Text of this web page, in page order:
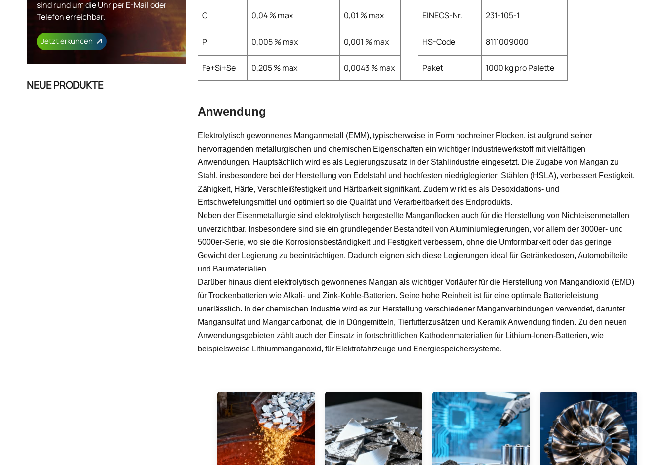
sind rund um die Uhr per E-Mail oder
Telefon erreichbar.
Jetzt erkunden
NEUE PRODUKTE
C 0,04 % max 0,01 % max EINECS-Nr. 231-105-1
P 0,005 % max 0,001 % max HS-Code 8111009000
Fe+Si+Se 0,205 % max 0,0043 % max Paket 1000 kg pro Palette
Anwendung
Elektrolytisch gewonnenes Manganmetall (EMM), typischerweise in Form hochreiner Flocken, ist aufgrund seiner
hervorragenden metallurgischen und chemischen Eigenschaften ein wichtiger Industriewerkstoff mit vielfältigen
Anwendungen. Hauptsächlich wird es als Legierungszusatz in der Stahlindustrie eingesetzt. Die Zugabe von Mangan zu
Stahl, insbesondere bei der Herstellung von Edelstahl und hochfesten niedriglegierten Stählen (HSLA), verbessert Festigkeit,
Zähigkeit, Härte, Verschleißfestigkeit und Härtbarkeit signifikant. Zudem wirkt es als Desoxidations- und
Entschwefelungsmittel und optimiert so die Qualität und Verarbeitbarkeit des Endprodukts.
Neben der Eisenmetallurgie sind elektrolytisch hergestellte Manganflocken auch für die Herstellung von Nichteisenmetallen
unverzichtbar. Insbesondere sind sie ein grundlegender Bestandteil von Aluminiumlegierungen, vor allem der 3000er- und
5000er-Serie, wo sie die Korrosionsbeständigkeit und Festigkeit verbessern, ohne die Umformbarkeit oder das geringe
Gewicht der Legierung zu beeinträchtigen. Dadurch eignen sich diese Legierungen ideal für Getränkedosen, Automobilteile
und Baumaterialien.
Darüber hinaus dient elektrolytisch gewonnenes Mangan als wichtiger Vorläufer für die Herstellung von Mangandioxid (EMD)
für Trockenbatterien wie Alkali- und Zink-Kohle-Batterien. Seine hohe Reinheit ist für eine optimale Batterieleistung
unerlässlich. In der chemischen Industrie wird es zur Herstellung verschiedener Manganverbindungen verwendet, darunter
Mangansulfat und Mangancarbonat, die in Düngemitteln, Tierfutterzusätzen und Keramik Anwendung finden. Zu den neuen
Anwendungsgebieten zählt auch der Einsatz in fortschrittlichen Kathodenmaterialien für Lithium-Ionen-Batterien, wie
beispielsweise Lithiummanganoxid, für Elektrofahrzeuge und Energiespeichersysteme.